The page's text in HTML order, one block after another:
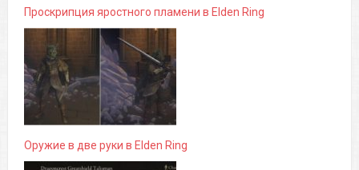
Проскрипция яростного пламени в Elden Ring
Оружие в две руки в Elden Ring